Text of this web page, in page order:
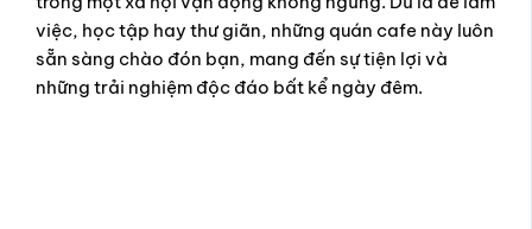
việc, học tập hay thư giãn, những quán cafe này luôn
sẵn sàng chào đón bạn, mang đến sự tiện lợi và
những trải nghiệm độc đáo bất kể ngày đêm.